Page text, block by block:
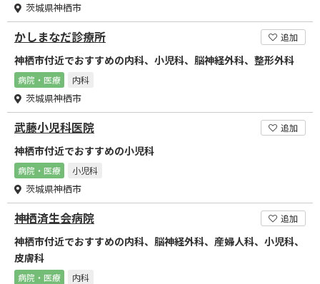
茨城県神栖市
かしまなだ診療所 追加
神栖市付近でおすすめの内科、小児科、脳神経外科、整形外科
病院・医療 内科
茨城県神栖市
武藤小児科医院 追加
神栖市付近でおすすめの小児科
病院・医療 小児科
茨城県神栖市
神栖済生会病院 追加
神栖市付近でおすすめの内科、脳神経外科、産婦人科、小児科、
皮膚科
病院・医療 内科